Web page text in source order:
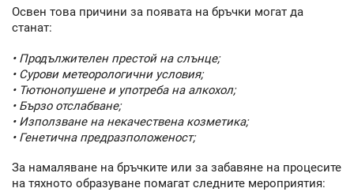
Освен това причини за появата на бръчки могат да
станат:
• Продължителен престой на слънце;
• Сурови метеорологични условия;
• Тютюнопушене и употреба на алкохол;
• Бързо отслабване;
• Използване на некачествена козметика;
• Генетична предразположеност;
За намаляване на бръчките или за забавяне на процесите
на тяхното образуване помагат следните мероприятия: